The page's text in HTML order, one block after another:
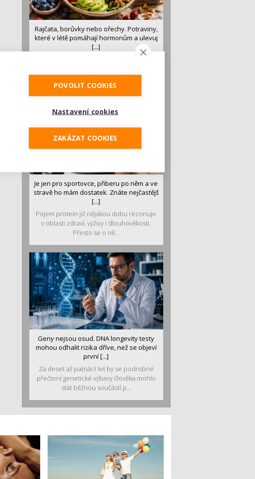
Rajčata, borůvky nebo ořechy. Potraviny,
které v létě pomáhají hormonům a ulevuj
[...]
luštěniny jsou práv...
Je jen pro sportovce, přiberu po něm a ve
stravě ho mám dostatek. Znáte nejčastějš
[...]
Pojem protein již nějakou dobu rezonuje
v oblasti zdraví, výživy i dlouhověkosti.
Přesto se o ně...
Geny nejsou osud. DNA longevity testy
mohou odhalit rizika dříve, než se objeví
první [...]
Za deset až patnáct let by se podrobné
přečtení genetické výbavy člověka mohlo
stát běžnou součástí p...
POVOLIT COOKIES
Nastavení cookies
ZAKÁZAT COOKIES